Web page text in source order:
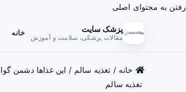
رفتن به محتوای اصلی
پزشک سایت
مقالات پزشکی، سلامت و آموزش خانه
خانه / تغذیه سالم / این غذاها دشمن
تغذیه سالم